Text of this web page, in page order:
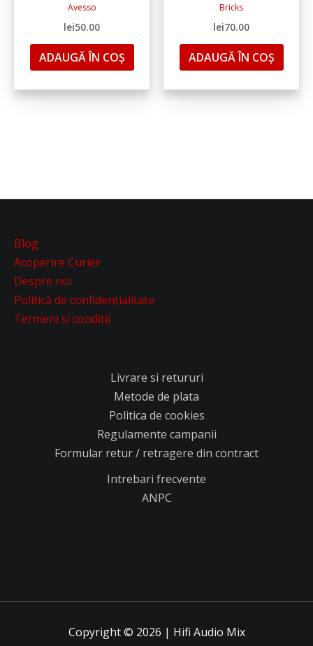
Avesso
lei50.00
ADAUGĂ ÎN COȘ
Bricks
lei70.00
ADAUGĂ ÎN COȘ
Blog
Acoperire Curier
Despre noi
Politică de confidențialitate
Termeni si conditii
Livrare si retururi
Metode de plata
Politica de cookies
Regulamente campanii
Formular retur / retragere din contract
Intrebari frecvente
ANPC
Copyright © 2026 | Hifi Audio Mix